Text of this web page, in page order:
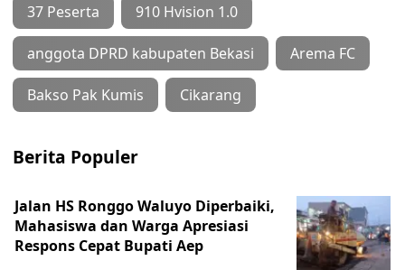
37 Peserta 910 Hvision 1.0
anggota DPRD kabupaten Bekasi Arema FC
Bakso Pak Kumis Cikarang
Berita Populer
Jalan HS Ronggo Waluyo Diperbaiki,
Mahasiswa dan Warga Apresiasi
Respons Cepat Bupati Aep